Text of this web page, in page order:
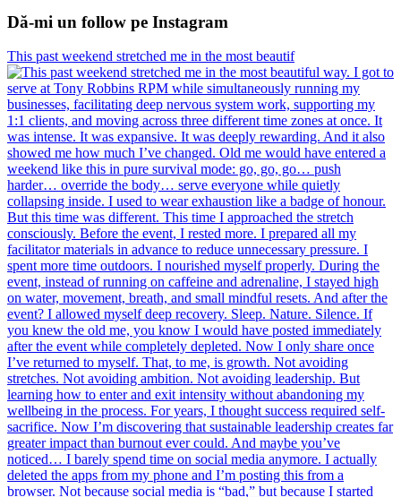
Dă-mi un follow pe Instagram
This past weekend stretched me in the most beautif